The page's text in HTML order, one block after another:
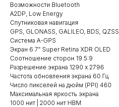
Возможности Bluetooth
A2DP, Low Energy
Спутниковая навигация
GPS, GLONASS, GALILEO, BDS, QZSS
Система A-GPS
Экран 6.7" Super Retina XDR OLED
Соотношение сторон 19.5:9
Разрешение экрана 1290 x 2796
Частота обновления экрана 60 Гц
Число пикселей на дюйм (PPI) 460
Максимальная яркость экрана
1000 нит | 2000 нит HBM